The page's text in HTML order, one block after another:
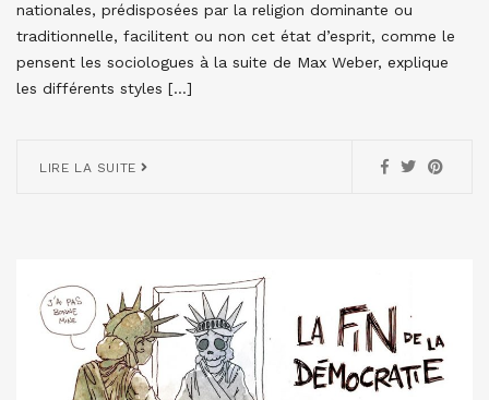
nationales, prédisposées par la religion dominante ou
traditionnelle, facilitent ou non cet état d’esprit, comme le
pensent les sociologues à la suite de Max Weber, explique
les différents styles […]
LIRE LA SUITE